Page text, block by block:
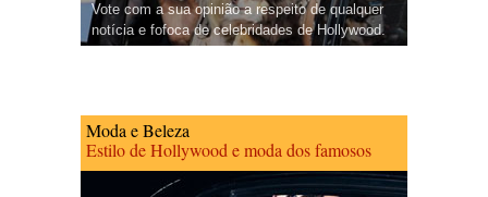
Vote com a sua opinião a respeito de qualquer
notícia e fofoca de celebridades de Hollywood.
Moda e Beleza
Estilo de Hollywood e moda dos famosos